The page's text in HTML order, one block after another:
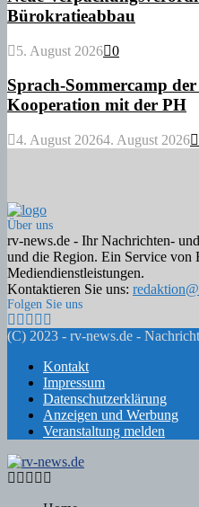
Bürokratieabbau
5. August 2026 0
Sprach-Sommercamp
Kooperation mit der PH
4. August 20264. August 2026
Über uns
rv-news.de - Ihr Nachrichten-
und die Region. Ein Service von
Mediendienstleistungen.
Kontaktieren Sie uns:
Folgen Sie uns
Facebook
Twitter
Instagram
Email
(C) 2023 - rv-news.de -
Kontakt
Impressum
Datenschutzerklärung
Anzeigen und Werbung
Veranstaltung melden
Facebook
Twitter
Instagram
Email